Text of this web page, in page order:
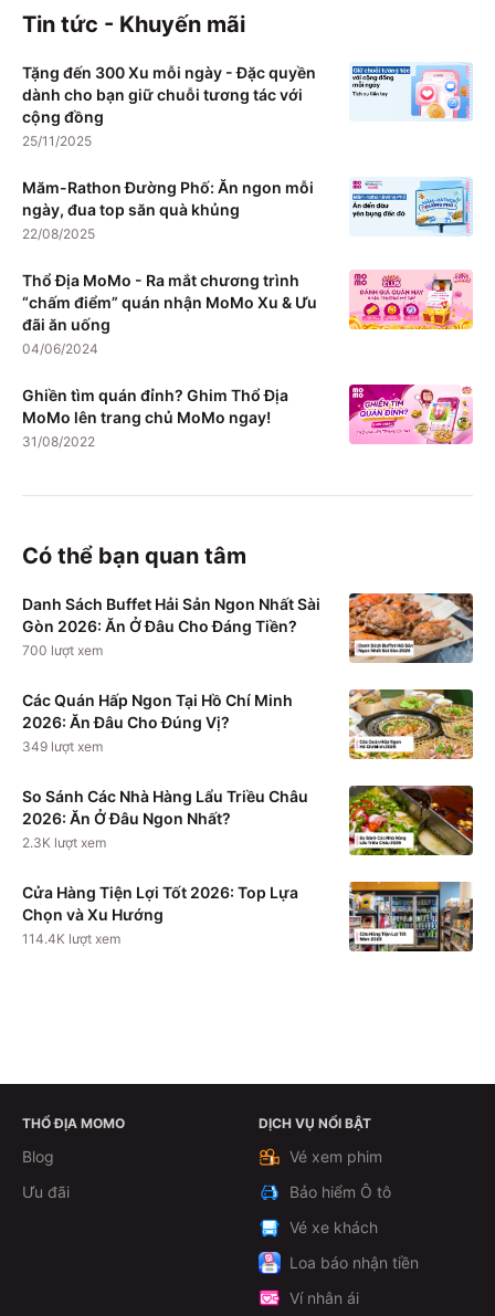
Tin tức - Khuyến mãi
Tặng đến 300 Xu mỗi ngày - Đặc quyền
dành cho bạn giữ chuỗi tương tác với
cộng đồng
25/11/2025
Măm-Rathon Đường Phố: Ăn ngon mỗi
ngày, đua top săn quà khủng
22/08/2025
Thổ Địa MoMo - Ra mắt chương trình
“chấm điểm” quán nhận MoMo Xu & Ưu
đãi ăn uống
04/06/2024
Ghiền tìm quán đỉnh? Ghim Thổ Địa
MoMo lên trang chủ MoMo ngay!
31/08/2022
Có thể bạn quan tâm
Danh Sách Buffet Hải Sản Ngon Nhất Sài
Gòn 2026: Ăn Ở Đâu Cho Đáng Tiền?
700 lượt xem
Các Quán Hấp Ngon Tại Hồ Chí Minh
2026: Ăn Đâu Cho Đúng Vị?
349 lượt xem
So Sánh Các Nhà Hàng Lẩu Triều Châu
2026: Ăn Ở Đâu Ngon Nhất?
2.3K lượt xem
Cửa Hàng Tiện Lợi Tốt 2026: Top Lựa
Chọn và Xu Hướng
114.4K lượt xem
Xem chi tiết
THỔ ĐỊA MOMO
Blog
Ưu đãi
DỊCH VỤ NỔI BẬT
Vé xem phim
Bảo hiểm Ô tô
Vé xe khách
Loa báo nhận tiền
Ví nhân ái